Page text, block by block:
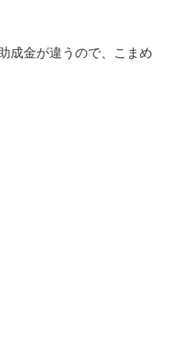
成金が違うので、こまめ